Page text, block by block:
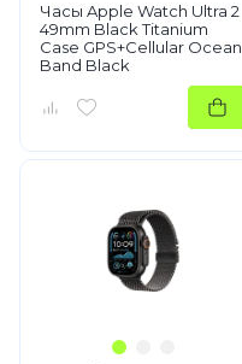
Часы Apple Watch Ultra 2
49mm Black Titanium
Case GPS+Cellular Ocean
Band Black